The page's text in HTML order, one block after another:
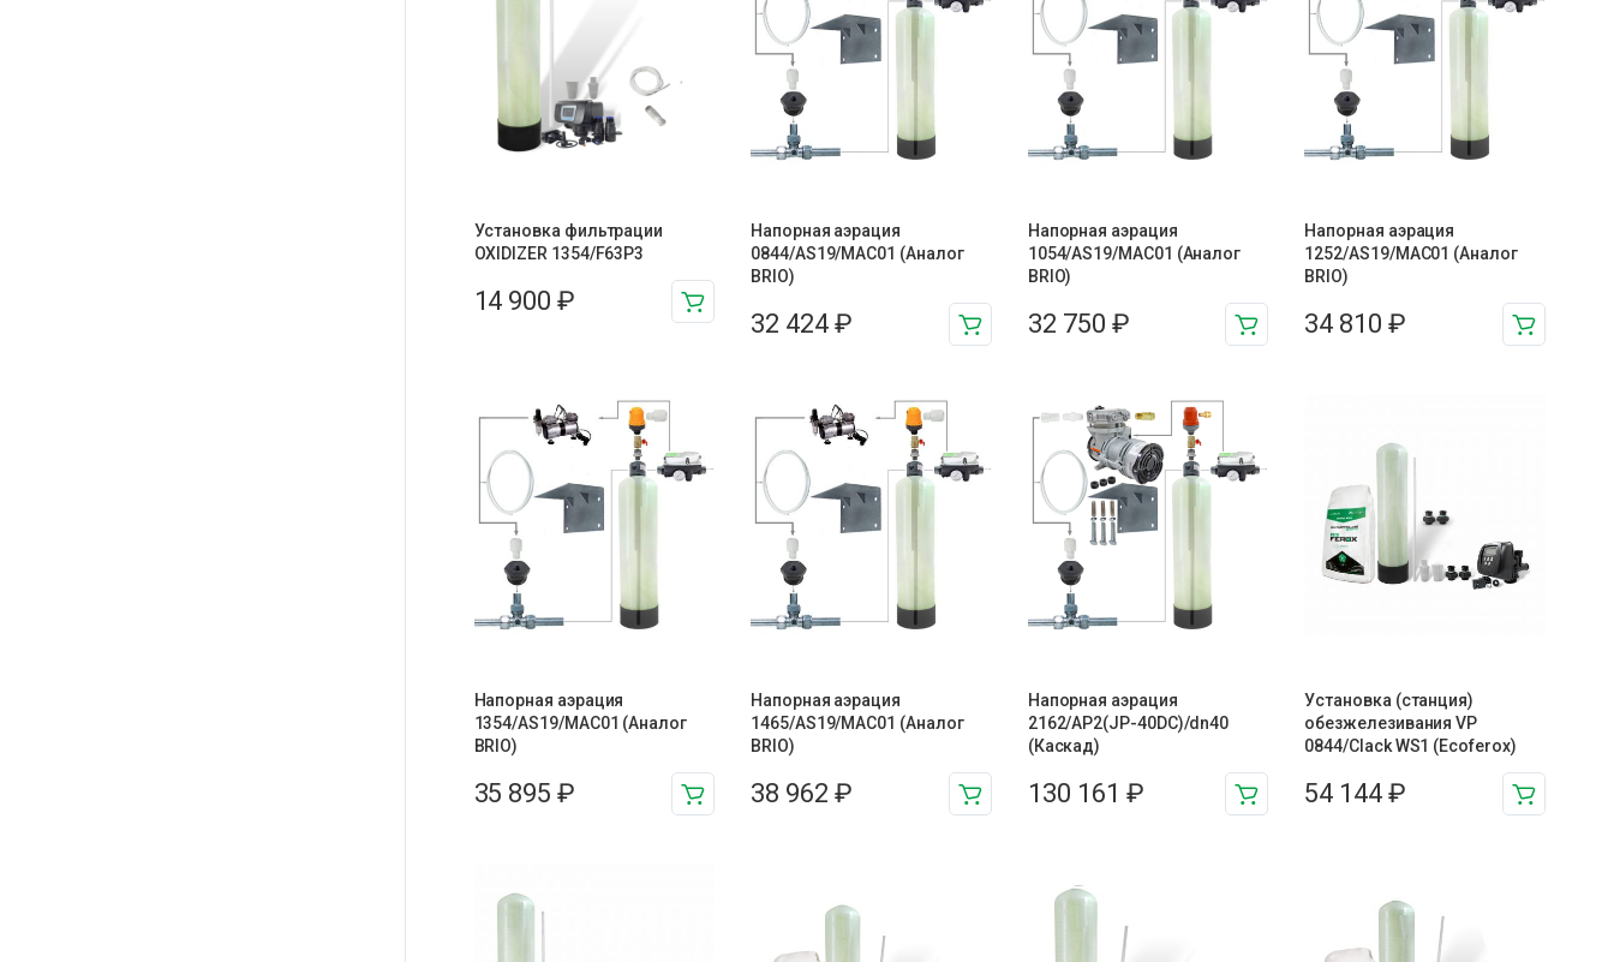
Установка фильтрации
OXIDIZER 1354/F63P3
14 900₽
Напорная аэрация
0844/AS19/MAC01 (Аналог
BRIO)
32 424 ₽
Напорная аэрация
1054/AS19/MAC01 (Аналог
BRIO)
32 750 ₽
Напорная аэрация
1252/AS19/MAC01 (Аналог
BRIO)
34 810₽
Напорная аэрация
1354/AS19/MAC01 (Аналог
BRIO)
35 895₽
Напорная аэрация
1465/AS19/MAC01 (Аналог
BRIO)
38 962 ₽
Напорная аэрация
2162/AP2(JP-40DC)/dn40
(Каскад)
130 161 ₽
Установка (станция)
обезжелезивания VP
0844/Clack WS1 (Ecoferox)
54 144₽